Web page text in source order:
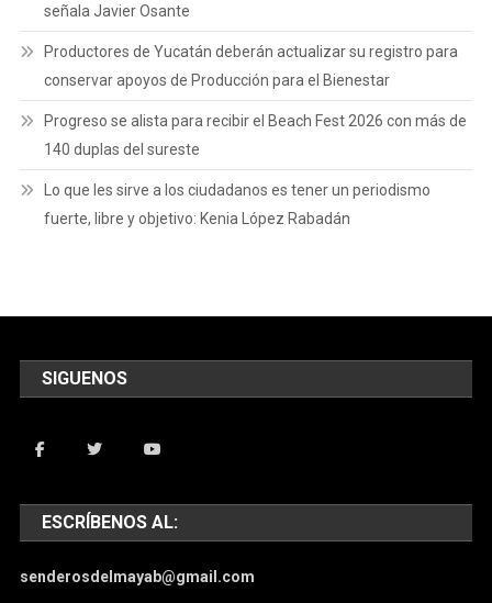
señala Javier Osante
Productores de Yucatán deberán actualizar su registro para
conservar apoyos de Producción para el Bienestar
Progreso se alista para recibir el Beach Fest 2026 con más de
140 duplas del sureste
Lo que les sirve a los ciudadanos es tener un periodismo
fuerte, libre y objetivo: Kenia López Rabadán
SIGUENOS
ESCRÍBENOS AL:
senderosdelmayab@gmail.com